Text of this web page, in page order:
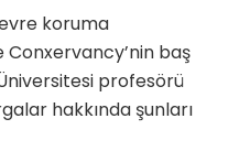
koruma
baş
profesörü
hakkında şunları